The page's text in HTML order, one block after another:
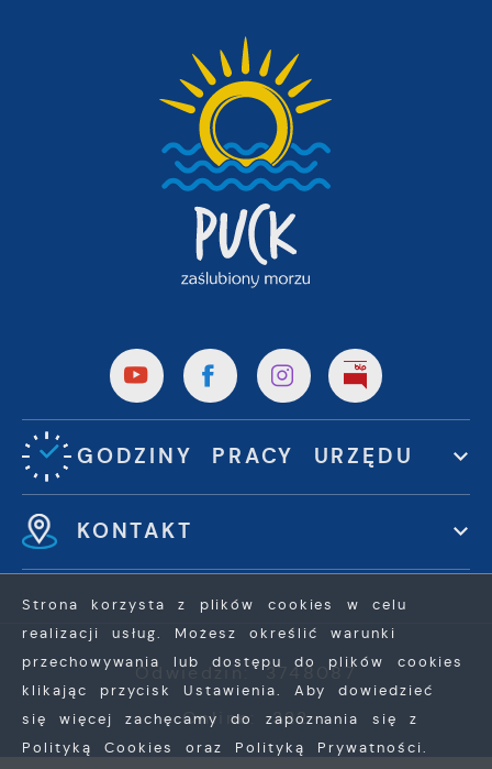
GODZINY PRACY URZĘDU
KONTAKT
Odwiedzin: 3748087
Online: 322
Strona korzysta z plików cookies w celu
realizacji usług. Możesz określić warunki
przechowywania lub dostępu do plików cookies
klikając przycisk Ustawienia. Aby dowiedzieć
się więcej zachęcamy do zapoznania się z
Polityką Cookies oraz Polityką Prywatności.